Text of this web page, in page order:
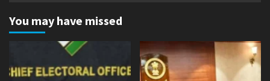
You may have missed